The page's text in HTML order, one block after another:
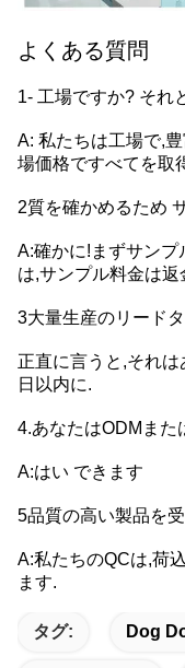
よくある質問
1- 工場ですか? それ
A: 私たちは工場で,
場価格ですべてを取
2質を確かめるため
A:確かに!まずサンプ
は,サンプル料金は返
3大量生産のリード
正直に言うと,それ
日以内に.
4.あなたはODMまた
A:はい できます
5品質の高い製品を
A:私たちのQCは,荷
ます.
タグ: Dog